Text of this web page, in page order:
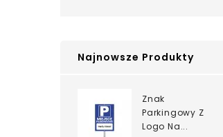
Najnowsze Produkty
Znak
Parkingowy Z
Logo Na...